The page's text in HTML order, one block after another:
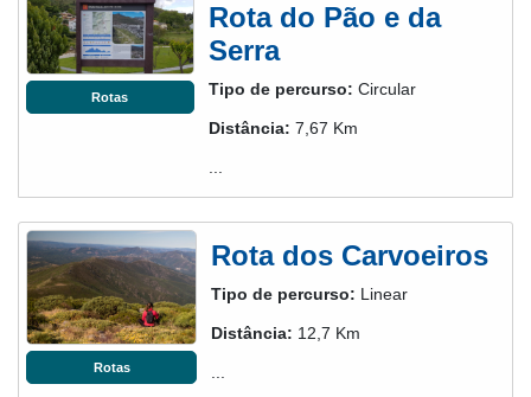
Rotas
Rota do Pão e da
Serra
Tipo de percurso: Circular
Distância: 7,67 Km
Rotas
Rota dos Carvoeiros
Tipo de percurso: Linear
Distância: 12,7 Km